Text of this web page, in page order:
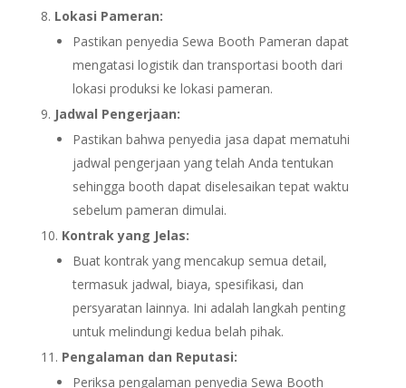
Lokasi Pameran:
Pastikan penyedia Sewa Booth Pameran dapat
mengatasi logistik dan transportasi booth dari
lokasi produksi ke lokasi pameran.
Jadwal Pengerjaan:
Pastikan bahwa penyedia jasa dapat mematuhi
jadwal pengerjaan yang telah Anda tentukan
sehingga booth dapat diselesaikan tepat waktu
sebelum pameran dimulai.
Kontrak yang Jelas:
Buat kontrak yang mencakup semua detail,
termasuk jadwal, biaya, spesifikasi, dan
persyaratan lainnya. Ini adalah langkah penting
untuk melindungi kedua belah pihak.
Pengalaman dan Reputasi:
Periksa pengalaman penyedia Sewa Booth